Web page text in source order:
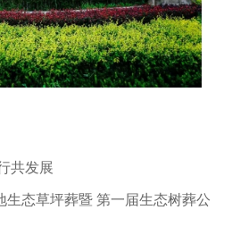
共发展
生态草坪葬暨 第一届生态树葬公